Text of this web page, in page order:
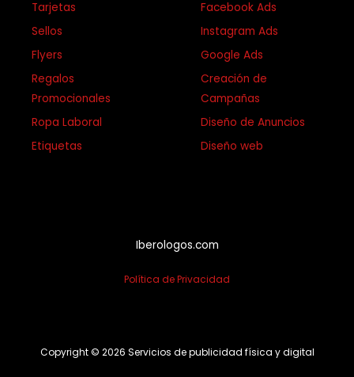
Tarjetas
Sellos
Flyers
Regalos
Promocionales
Ropa Laboral
Etiquetas
Facebook Ads
Instagram Ads
Google Ads
Creación de
Campañas
Diseño de Anuncios
Diseño web
Iberologos.com
Política de Privacidad
Copyright © 2026 Servicios de publicidad física y digital